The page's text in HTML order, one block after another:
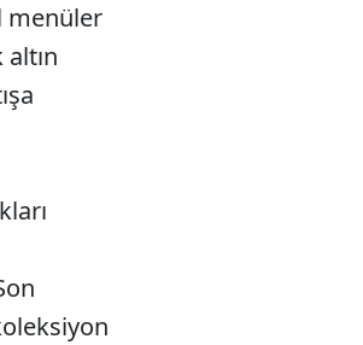
menüler